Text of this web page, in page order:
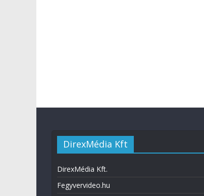
DirexMédia Kft
DirexMédia Kft.
Fegyvervideo.hu